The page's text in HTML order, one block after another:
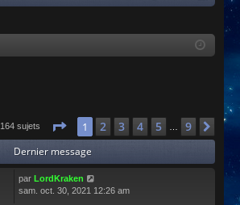
cri
164 sujets Page 1sur
1 2 3 4 5 … 9
Dernier message
par LordKraken
sam. oct. 30, 2021 12:26 am